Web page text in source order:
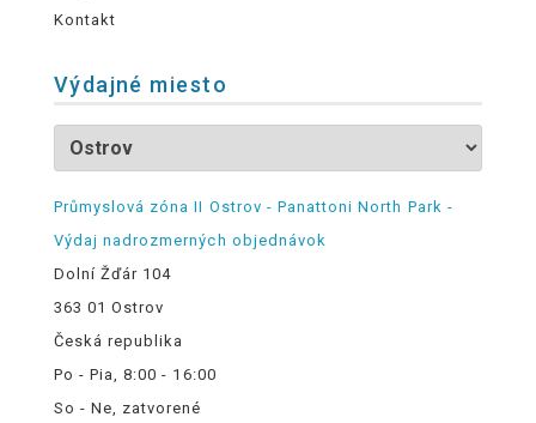
Kontakt
Výdajné miesto
Průmyslová zóna II Ostrov - Panattoni North Park -
Výdaj nadrozmerných objednávok
Dolní Žďár 104
363 01 Ostrov
Česká republika
Po - Pia, 8:00 - 16:00
So - Ne, zatvorené